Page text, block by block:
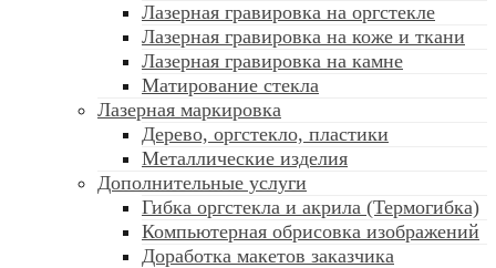
Лазерная гравировка на оргстекле
Лазерная гравировка на коже и ткани
Лазерная гравировка на камне
Матирование стекла
Лазерная маркировка
Дерево, оргстекло, пластики
Металлические изделия
Дополнительные услуги
Гибка оргстекла и акрила (Термогибка)
Компьютерная обрисовка изображений
Доработка макетов заказчика